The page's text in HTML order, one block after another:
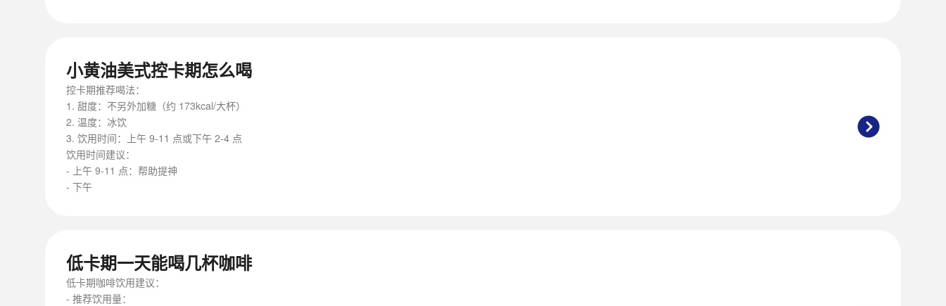
小黄油美式控卡期怎么喝
控卡期推荐喝法：
1. 甜度：不另外加糖（约 173kcal/大杯）
2. 温度：冰饮
3. 饮用时间：上午 9-11 点或下午 2-4 点
饮用时间建议：
- 上午 9-11 点：帮助提神
- 下午
低卡期一天能喝几杯咖啡
低卡期咖啡饮用建议：
- 推荐饮用量：